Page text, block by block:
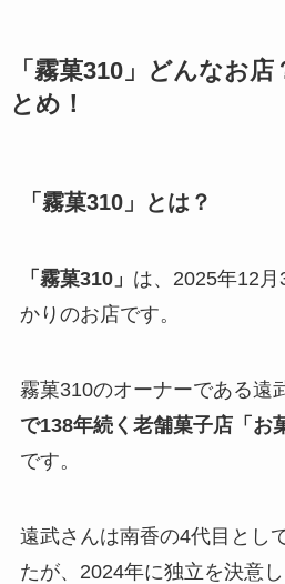
「霧菓310」どんなお
とめ！
「霧菓310」とは？
「霧菓310」 は、2025年12
かりのお店です。
霧菓310のオーナーである遠
で138年続く老舗菓子店「お
です。
遠武さんは南香の4代目とし
たが、2024年に独立を決意